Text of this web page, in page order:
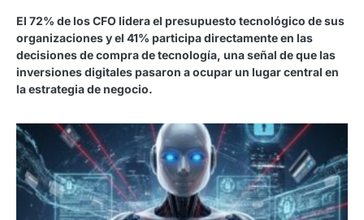
El 72% de los CFO lidera el presupuesto tecnológico de sus
organizaciones y el 41% participa directamente en las
decisiones de compra de tecnología, una señal de que las
inversiones digitales pasaron a ocupar un lugar central en
la estrategia de negocio.